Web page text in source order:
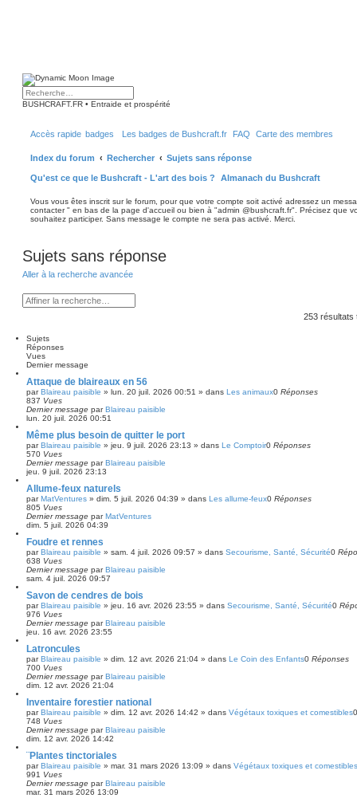
e
e
h
r
e
e
h
a
n
c
é
BUSHCRAFT.FR • Entraide et prospérité
Accès rapide badges Les badges de Bushcraft.fr FAQ Carte des membres
Index du forum Rechercher Sujets sans réponse
Qu'est ce que le Bushcraft - L'art des bois ? Almanach du Bushcraft
Vous vous êtes inscrit sur le forum, pour que votre compte soit activé adressez un
contacter " en bas de la page d'accueil ou bien à "admin @bushcraft.fr". Précisez que
souhaitez participer. Sans message le compte ne sera pas activé. Merci.
Sujets sans réponse
Aller à la recherche avancée
R
e
R
e
253
Sujets
Réponses
Vues
Dernier message
Attaque de blaireaux en 56
parBlaireau paisible » lun. 20 juil. 2026 00:51 » dans Les animaux0 Réponses
837 Vues
Dernier message parBlaireau paisible
lun. 20 juil. 2026 00:51
Même plus besoin de quitter le port
parBlaireau paisible » jeu. 9 juil. 2026 23:13 » dans Le Comptoir0 Réponses
570 Vues
Dernier message parBlaireau paisible
jeu. 9 juil. 2026 23:13
Allume-feux naturels
parMatVentures » dim. 5 juil. 2026 04:39 » dans Les allume-feux0 Réponses
805 Vues
Dernier message parMatVentures
dim. 5 juil. 2026 04:39
Foudre et rennes
parBlaireau paisible » sam. 4 juil. 2026 09:57 » dans Secourisme, Santé, Sécurité0
638 Vues
Dernier message parBlaireau paisible
sam. 4 juil. 2026 09:57
Savon de cendres de bois
parBlaireau paisible » jeu. 16 avr. 2026 23:55 » dans Secourisme, Santé, Sécurité0
976 Vues
Dernier message parBlaireau paisible
jeu. 16 avr. 2026 23:55
Latroncules
parBlaireau paisible » dim. 12 avr. 2026 21:04 » dans Le Coin des Enfants0 Réponses
700 Vues
Dernier message parBlaireau paisible
dim. 12 avr. 2026 21:04
Inventaire forestier national
parBlaireau paisible » dim. 12 avr. 2026 14:42 » dans Végétaux toxiques et comestibles
748 Vues
Dernier message parBlaireau paisible
dim. 12 avr. 2026 14:42
¨Plantes tinctoriales
parBlaireau paisible » mar. 31 mars 2026 13:09 » dans Végétaux toxiques et comestibles
991 Vues
Dernier message parBlaireau paisible
mar. 31 mars 2026 13:09